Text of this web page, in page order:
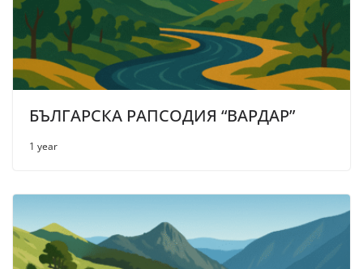
БЪЛГАРСКА РАПСОДИЯ “ВАРДАР”
1 year